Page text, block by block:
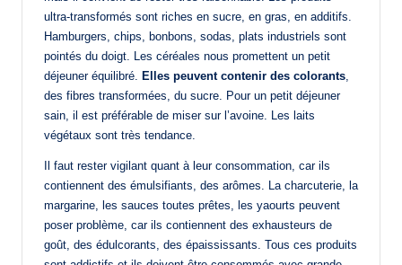
ultra-transformés sont riches en sucre, en gras, en additifs.
Hamburgers, chips, bonbons, sodas, plats industriels sont
pointés du doigt. Les céréales nous promettent un petit
déjeuner équilibré. Elles peuvent contenir des colorants,
des fibres transformées, du sucre. Pour un petit déjeuner
sain, il est préférable de miser sur l’avoine. Les laits
végétaux sont très tendance.
Il faut rester vigilant quant à leur consommation, car ils
contiennent des émulsifiants, des arômes. La charcuterie, la
margarine, les sauces toutes prêtes, les yaourts peuvent
poser problème, car ils contiennent des exhausteurs de
goût, des édulcorants, des épaississants. Tous ces produits